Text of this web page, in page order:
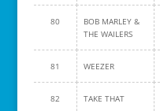
80
BOB MARLEY &
THE WAILERS
81 WEEZER
82 TAKE THAT